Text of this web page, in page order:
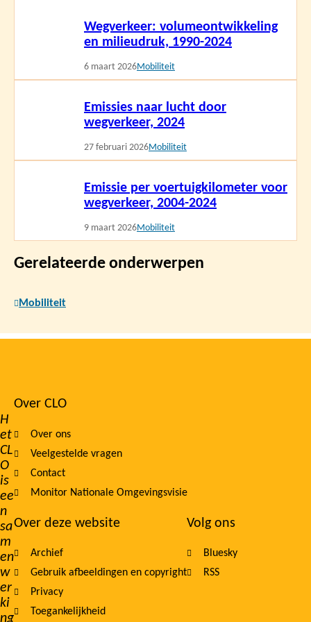
Wegverkeer: volumeontwikkeling
en milieudruk, 1990-2024
6 maart 2026Mobiliteit
Emissies naar lucht door
wegverkeer, 2024
27 februari 2026Mobiliteit
Emissie per voertuigkilometer voor
wegverkeer, 2004-2024
9 maart 2026Mobiliteit
Gerelateerde onderwerpen
Mobiliteit
H
et
CL
O
is
ee
n
sa
m
en
w
er
ki
ng
Footer
navigation
Over CLO
Over ons
Veelgestelde vragen
Contact
Monitor Nationale Omgevingsvisie
Over deze website
Archief
Gebruik afbeeldingen en copyright
Privacy
Toegankelijkheid
Volg ons
Bluesky
RSS